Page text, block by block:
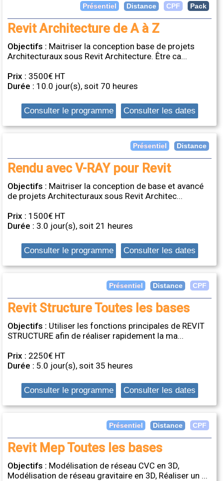
Présentiel Distance CPF Pack
Revit Architecture de A à Z
Objectifs : Maitriser la conception base de projets
Architecturaux sous Revit Architecture. Être ca...
Prix : 3500€ HT
Durée : 10.0 jour(s), soit 70 heures
Consulter le programme Consulter les dates
Présentiel Distance
Rendu avec V-RAY pour Revit
Objectifs : Maitriser la conception de base et avancé
de projets Architecturaux sous Revit Architec...
Prix : 1500€ HT
Durée : 3.0 jour(s), soit 21 heures
Consulter le programme Consulter les dates
Présentiel Distance CPF
Revit Structure Toutes les bases
Objectifs : Utiliser les fonctions principales de REVIT
STRUCTURE afin de réaliser rapidement la ma...
Prix : 2250€ HT
Durée : 5.0 jour(s), soit 35 heures
Consulter le programme Consulter les dates
Présentiel Distance CPF
Revit Mep Toutes les bases
Objectifs : Modélisation de réseau CVC en 3D,
Modélisation de réseau gravitaire en 3D, Réaliser un ...